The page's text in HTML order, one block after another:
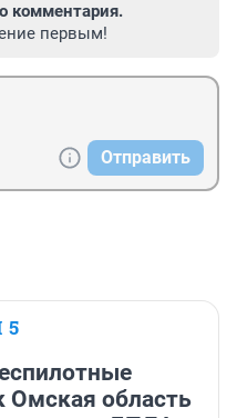
комментария.
первым!
Отправить
5
Омская область